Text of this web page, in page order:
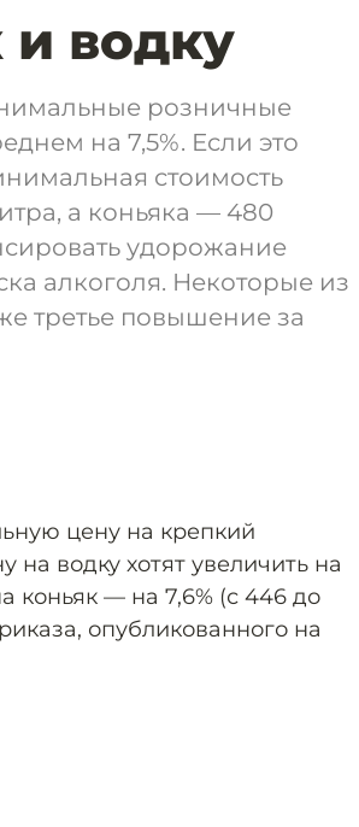
и водку
розничные
на 7,5%. Если это
стоимость
а коньяка — 480
удорожание
алкоголя. Некоторые из
третье повышение за
цену на крепкий
на водку хотят увеличить на
коньяк — на 7,6% (с 446 до
опубликованного на